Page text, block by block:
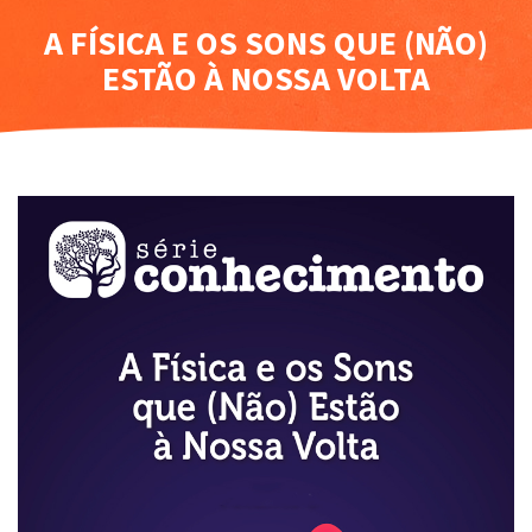
A FÍSICA E OS SONS QUE (NÃO)
ESTÃO À NOSSA VOLTA